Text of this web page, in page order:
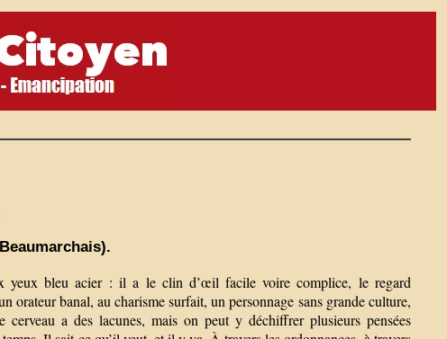
yeux bleu acier : il a le clin d’œil facile voire complice, le regard
orateur banal, au charisme surfait, un personnage sans grande culture,
a des lacunes, mais on peut y déchiffrer plusieurs pensées